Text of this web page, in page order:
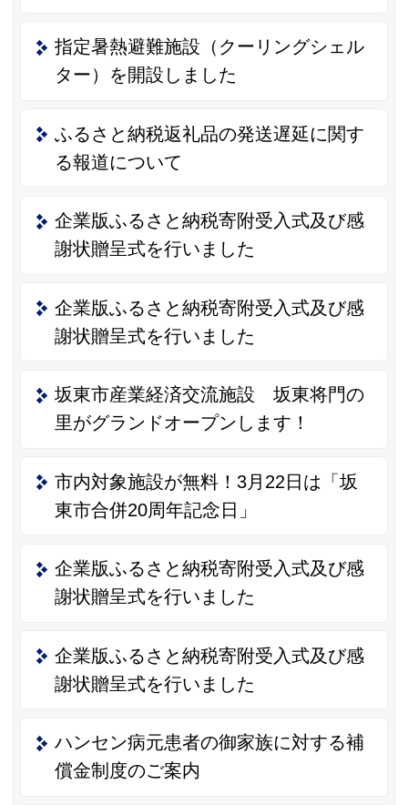
指定暑熱避難施設（クーリングシェル
ター）を開設しました
ふるさと納税返礼品の発送遅延に関す
る報道について
企業版ふるさと納税寄附受入式及び感
謝状贈呈式を行いました
企業版ふるさと納税寄附受入式及び感
謝状贈呈式を行いました
坂東市産業経済交流施設 坂東将門の
里がグランドオープンします！
市内対象施設が無料！3月22日は「坂
東市合併20周年記念日」
企業版ふるさと納税寄附受入式及び感
謝状贈呈式を行いました
企業版ふるさと納税寄附受入式及び感
謝状贈呈式を行いました
ハンセン病元患者の御家族に対する補
償金制度のご案内